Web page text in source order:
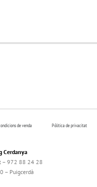
de venda Pólitica de privacitat
Cerdanya
– 972 88 24 28
– Puigcerdà